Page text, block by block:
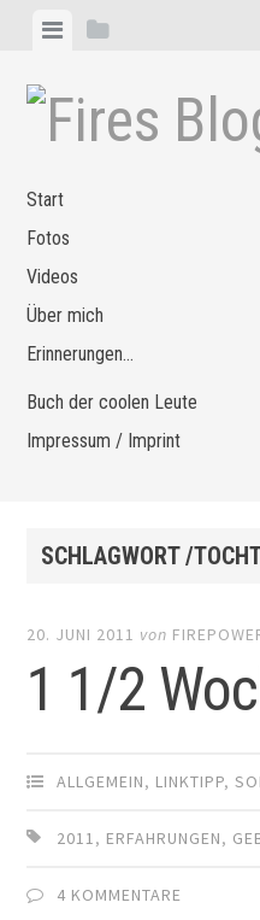
Zum
springen
MenüSeitenleiste
Start
Fotos
Videos
Über mich
Erinnerungen…
Buch der coolen Leute
Impressum / Imprint
SCHLAGWORT /
20. JUNI 2011 von
1 1/2
ALLGEMEIN, LINKTIPP,
2011, ERFAHRUNGEN,
4 KOMMENTARE